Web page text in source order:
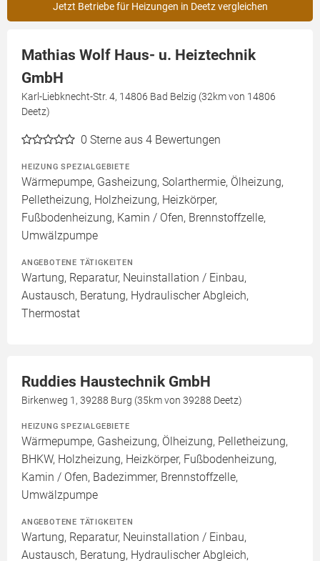
Jetzt Betriebe für Heizungen in Deetz vergleichen
Mathias Wolf Haus- u. Heiztechnik
GmbH
Karl-Liebknecht-Str. 4, 14806 Bad Belzig (32km von 14806
Deetz)
0 Sterne aus 4 Bewertungen
HEIZUNG SPEZIALGEBIETE
Wärmepumpe, Gasheizung, Solarthermie, Ölheizung,
Pelletheizung, Holzheizung, Heizkörper,
Fußbodenheizung, Kamin / Ofen, Brennstoffzelle,
Umwälzpumpe
ANGEBOTENE TÄTIGKEITEN
Wartung, Reparatur, Neuinstallation / Einbau,
Austausch, Beratung, Hydraulischer Abgleich,
Thermostat
Ruddies Haustechnik GmbH
Birkenweg 1, 39288 Burg (35km von 39288 Deetz)
HEIZUNG SPEZIALGEBIETE
Wärmepumpe, Gasheizung, Ölheizung, Pelletheizung,
BHKW, Holzheizung, Heizkörper, Fußbodenheizung,
Kamin / Ofen, Badezimmer, Brennstoffzelle,
Umwälzpumpe
ANGEBOTENE TÄTIGKEITEN
Wartung, Reparatur, Neuinstallation / Einbau,
Austausch, Beratung, Hydraulischer Abgleich,